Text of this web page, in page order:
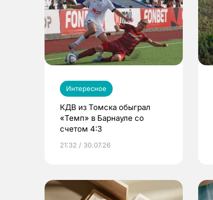
Интересное
КДВ из Томска обыграл
«Темп» в Барнауле со
счетом 4:3
21:32 / 30.07.26